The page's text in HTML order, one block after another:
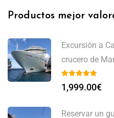
Productos mejor
Excursión a
crucero de
1,999.00€
Reservar un